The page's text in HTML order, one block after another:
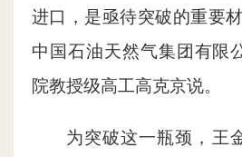
进口，是亟待突破的重要
中国石油天然气集团有限
院教授级高工高克京说。
为突破这一瓶颈，王